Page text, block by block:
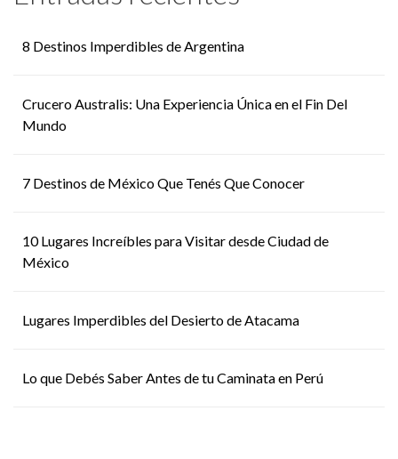
8 Destinos Imperdibles de Argentina
Crucero Australis: Una Experiencia Única en el Fin Del
Mundo
7 Destinos de México Que Tenés Que Conocer
10 Lugares Increíbles para Visitar desde Ciudad de
México
Lugares Imperdibles del Desierto de Atacama
Lo que Debés Saber Antes de tu Caminata en Perú